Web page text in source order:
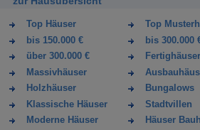
Top Häuser
Top
bis 150.000 €
bis 300.000
über 300.000 €
Fertighäuser
Massivhäuser
Holzhäuser
Bungalows
Klassische Häuser
Stadtvillen
Moderne Häuser
Häuser